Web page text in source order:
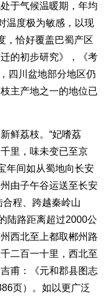
于气候温暖期，年均
温度极为敏感，以现
，恰好覆盖巴蜀产区
的初步研究》，《考
四川盆地部分地区仍
主产地之一的地位已
鲜荔枝。“妃嗜荔
里，味未变已至京
年间如从蜀地向长安
由子午谷运送至长安
程、跨越秦岭山
陆路距离超过2000公
西北至上都取郴州路
二百一十里，西北至
甫：《元和郡县图志
页）。如以更广泛